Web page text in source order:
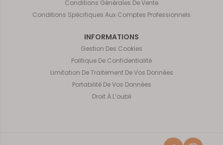
Conditions Générales De Vente
Conditions Spécifiques Aux Comptes Professionnels
INFORMATIONS
Gestion Des Cookies
Politique De Confidentialité
Limitation De Traitement De Vos Données
Portabilité De Vos Données
Droit À L’oubli